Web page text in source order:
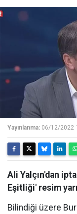
Yayınlanma: 06/12/2022
Ali Yalçın'dan
Eşitliği' resim
Bilindiği üzere